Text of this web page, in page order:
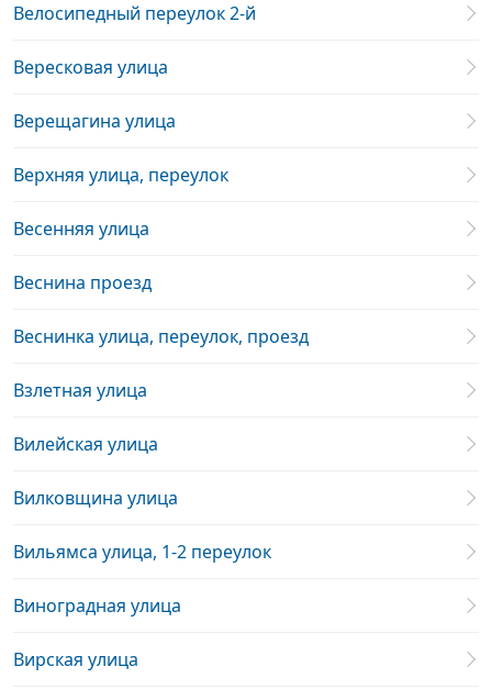
Велосипедный переулок 2-й
Вересковая улица
Верещагина улица
Верхняя улица, переулок
Весенняя улица
Веснина проезд
Веснинка улица, переулок, проезд
Взлетная улица
Вилейская улица
Вилковщина улица
Вильямса улица, 1-2 переулок
Виноградная улица
Вирская улица